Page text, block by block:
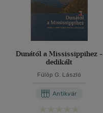
Dunától a Mississippihez -
dedikált
Fülöp G. László
Antikvár